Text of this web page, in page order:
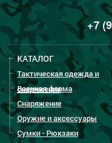
+7
КАТАЛОГ
Тактическая одежда и
снаряжение
Военная форма
Снаряжение
Оружие и аксессуары
Сумки - Рюкзаки